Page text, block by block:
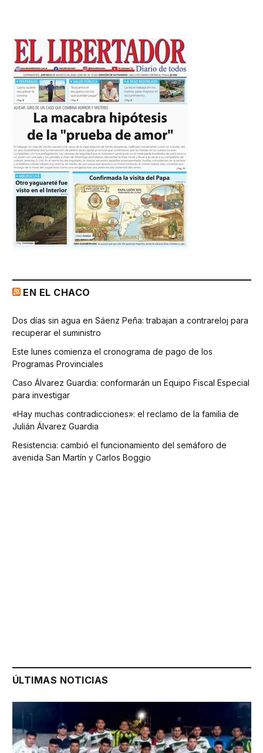
EN EL CHACO
Dos días sin agua en Sáenz Peña: trabajan a contrareloj para
recuperar el suministro
Este lunes comienza el cronograma de pago de los
Programas Provinciales
Caso Álvarez Guardia: conformarán un Equipo Fiscal Especial
para investigar
«Hay muchas contradicciones»: el reclamo de la familia de
Julián Álvarez Guardia
Resistencia: cambió el funcionamiento del semáforo de
avenida San Martín y Carlos Boggio
ÚLTIMAS NOTICIAS